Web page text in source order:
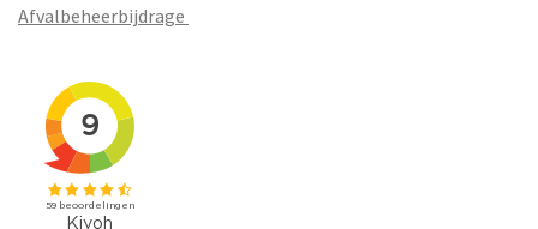
Afvalbeheerbijdrage